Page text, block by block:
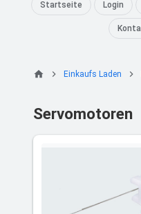
Startseite Login
Einkaufs Laden
Servomotoren